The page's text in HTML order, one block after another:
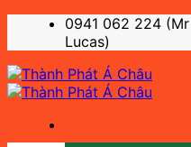
dung
0941 062 224
Lucas)